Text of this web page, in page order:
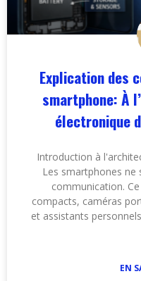
Explication des
smartphone: À
électronique
Introduction à
Les smartphones ne
communication.
compacts, caméras
et assistants
EN